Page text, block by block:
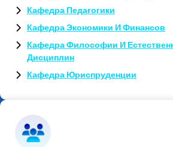
Кафедра Педагогики
Кафедра Экономики И Финансов
Кафедра Философии И
Дисциплин
Кафедра Юриспруденции